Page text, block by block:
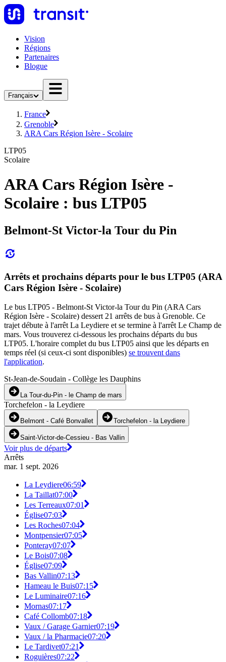
Vision
Régions
Partenaires
Blogue
Français
France
Grenoble
ARA Cars Région Isère - Scolaire
LTP05
Scolaire
ARA Cars Région Isère -
Scolaire : bus LTP05
Belmont-St Victor-la Tour du Pin
Arrêts et prochains départs pour le bus LTP05 (ARA
Cars Région Isère - Scolaire)
Le bus LTP05 - Belmont-St Victor-la Tour du Pin (ARA Cars
Région Isère - Scolaire) dessert 21 arrêts de bus à Grenoble. Ce
trajet débute à l'arrêt La Leydiere et se termine à l'arrêt Le Champ de
mars. Vous trouverez ci-dessous les prochains départs du bus
LTP05. L'horaire complet du bus LTP05 ainsi que les départs en
temps réel (si ceux-ci sont disponibles) se trouvent dans
l'application.
St-Jean-de-Soudain - Collège les Dauphins
La Tour-du-Pin - le Champ de mars
Torchefelon - la Leydiere
Belmont - Café Bonvallet Torchefelon - la Leydiere
Saint-Victor-de-Cessieu - Bas Vallin
Voir plus de départs
Arrêts
mar. 1 sept. 2026
La Leydiere06:59
La Taillat07:00
Les Terreaux07:01
Église07:03
Les Roches07:04
Montpensier07:05
Ponteray07:07
Le Bois07:08
Église07:09
Bas Vallin07:13
Hameau le Buis07:15
Le Luminaire07:16
Mornas07:17
Café Collomb07:18
Vaux / Garage Garnier07:19
Vaux / la Pharmacie07:20
Le Tardivet07:21
Roguières07:22